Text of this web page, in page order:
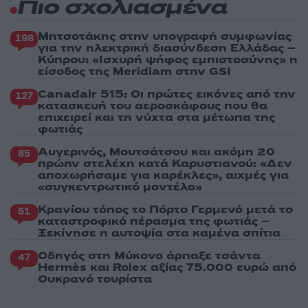
Πιο σχολιασμένα
198 Μητσοτάκης στην υπογραφή συμφωνίας
για την ηλεκτρική διασύνδεση Ελλάδας –
Κύπρου: «Ισχυρή ψήφος εμπιστοσύνης» η
είσοδος της Meridiam στην GSI
127 Canadair 515: Οι πρώτες εικόνες από την
κατασκευή του αεροσκάφους που θα
επιχειρεί και τη νύχτα στα μέτωπα της
φωτιάς
85 Αυγερινός, Μουτσάτσου και ακόμη 20
πρώην στελέχη κατά Καρυστιανού: «Δεν
αποχωρήσαμε για καρέκλες», αιχμές για
«συγκεντρωτικό μοντέλο»
51 Κρανίου τόπος το Πόρτο Γερμενό μετά το
καταστροφικό πέρασμα της φωτιάς –
Ξεκίνησε η αυτοψία στα καμένα σπίτια
47 Οδηγός στη Μύκονο άρπαξε τσάντα
Hermès και Rolex αξίας 75.000 ευρώ από
Ουκρανό τουρίστα